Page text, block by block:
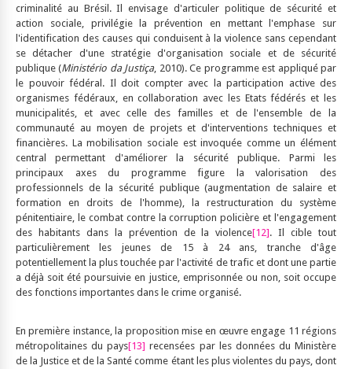
criminalité au Brésil. Il envisage d'articuler politique de sécurité et
action sociale, privilégie la prévention en mettant l'emphase sur
l'identification des causes qui conduisent à la violence sans cependant
se détacher d'une stratégie d'organisation sociale et de sécurité
publique (Ministério da Justiça, 2010). Ce programme est appliqué par
le pouvoir fédéral. Il doit compter avec la participation active des
organismes fédéraux, en collaboration avec les Etats fédérés et les
municipalités, et avec celle des familles et de l'ensemble de la
communauté au moyen de projets et d'interventions techniques et
financières. La mobilisation sociale est invoquée comme un élément
central permettant d'améliorer la sécurité publique. Parmi les
principaux axes du programme figure la valorisation des
professionnels de la sécurité publique (augmentation de salaire et
formation en droits de l'homme), la restructuration du système
pénitentiaire, le combat contre la corruption policière et l'engagement
des habitants dans la prévention de la violence[12]. Il cible tout
particulièrement les jeunes de 15 à 24 ans, tranche d'âge
potentiellement la plus touchée par l'activité de trafic et dont une partie
a déjà soit été poursuivie en justice, emprisonnée ou non, soit occupe
des fonctions importantes dans le crime organisé.
En première instance, la proposition mise en œuvre engage 11 régions
métropolitaines du pays[13] recensées par les données du Ministère
de la Justice et de la Santé comme étant les plus violentes du pays, dont